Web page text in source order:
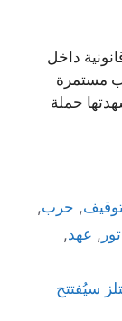
داخل
مستمرة
حملة
, حرب,
, عهد,
سيُفتتح